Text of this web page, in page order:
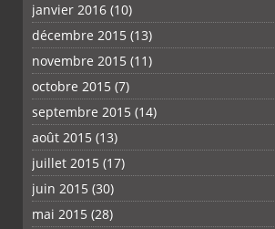
janvier 2016 (10)
décembre 2015 (13)
novembre 2015 (11)
octobre 2015 (7)
septembre 2015 (14)
août 2015 (13)
juillet 2015 (17)
juin 2015 (30)
mai 2015 (28)